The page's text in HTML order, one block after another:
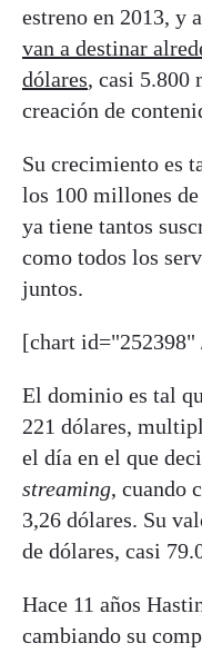
estreno en 2013, y
van a destinar
dólares, casi 5.800
creación de
Su crecimiento es
los 100 millones
ya tiene tantos
como todos los
juntos.
[chart id="252398"
El dominio es tal
221 dólares,
el día en el que
streaming, cuando
3,26 dólares. Su
de dólares, casi
Hace 11 años
cambiando su